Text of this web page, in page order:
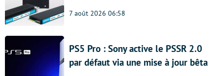
7 août 2026 06:58
PS5 Pro : Sony active le PSSR 2.0
par défaut via une mise à jour bêta